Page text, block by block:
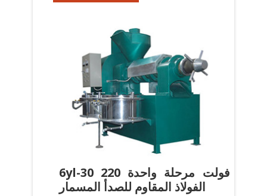
6yl-30 220 فولت مرحلة واحدة
الفولاذ المقاوم للصدأ المسمار